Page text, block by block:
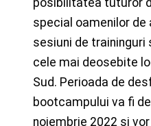
special oamenilor
sesiuni de
cele mai deosebite
Sud. Perioada de
bootcampului va fi
noiembrie 2022 și